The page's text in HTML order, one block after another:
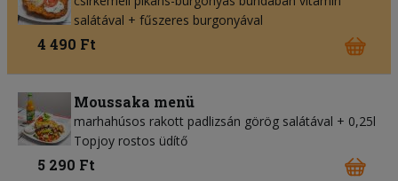
salátával + fűszeres burgonyával
4 490 Ft
Moussaka menü
marhahúsos rakott padlizsán görög salátával + 0,25l
Topjoy rostos üdítő
5 290 Ft